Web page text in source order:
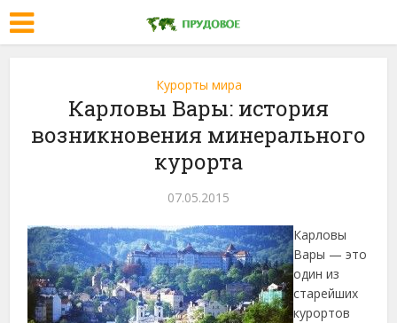
Курорты мира
Карловы Вары: история
возникновения минерального
курорта
07.05.2015
Карловы
Вары — это
один из
старейших
курортов